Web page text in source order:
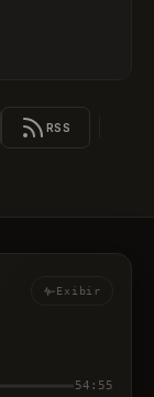
RSS
Exibir
54:55